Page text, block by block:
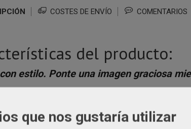
COSTES DE ENVÍO COMENTARIOS
del producto:
estilo. Ponte una imagen graciosa
extra larga ajustable para deformar alrededor de la
técnica:
que nos gustaría utilizar